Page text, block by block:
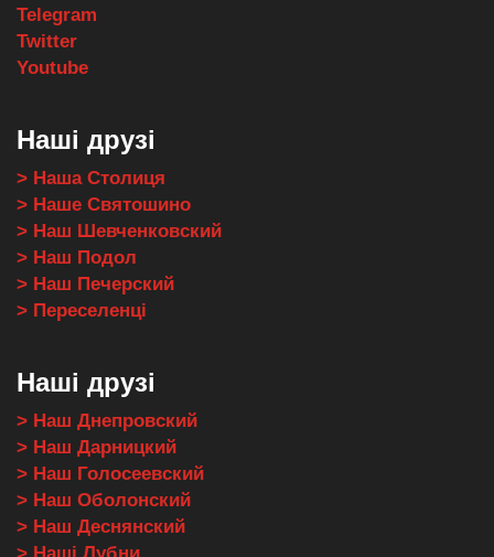
Telegram
Twitter
Youtube
Наші друзі
> Наша Столиця
> Наше Святошино
> Наш Шевченковский
> Наш Подол
> Наш Печерский
> Переселенці
Наші друзі
> Наш Днепровский
> Наш Дарницкий
> Наш Голосеевский
> Наш Оболонский
> Наш Деснянский
> Наші Лубни